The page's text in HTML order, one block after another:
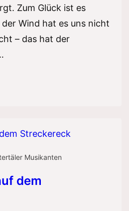
Zum Glück ist es
Wind hat es uns nicht
– das hat der
Musikanten
dem